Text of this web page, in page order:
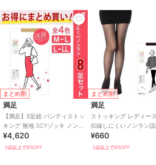
まとめ割
満足
【満足】8足組 パンティストッ
キング 無地 SCYゾッキ ノンラ
ン つま先補強 マチ
¥4,620
3点以上で8%OFF
まとめ割
満足
ストッキング レディー
伝線しにくいノンラン設
ラック 無地
¥660
3点以上で8%OFF